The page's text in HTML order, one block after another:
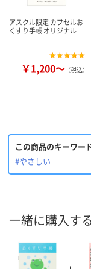
アスクル限定 カプセルお
くすり手帳 オリジナル
￥1,200～ （税込）
この商品のキーワー
#やさしい
一緒に購入する